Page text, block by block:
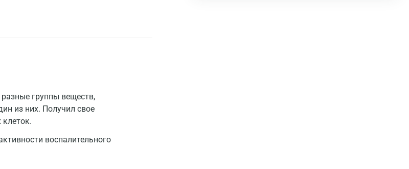
группы веществ,
из них. Получил свое
воспалительного